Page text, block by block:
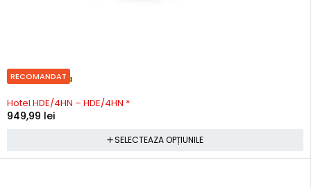
RECOMANDAT
Precomanda
Hotel HDE/4HN – HDE/4HN *
949,99 lei
SELECTEAZA OPȚIUNILE